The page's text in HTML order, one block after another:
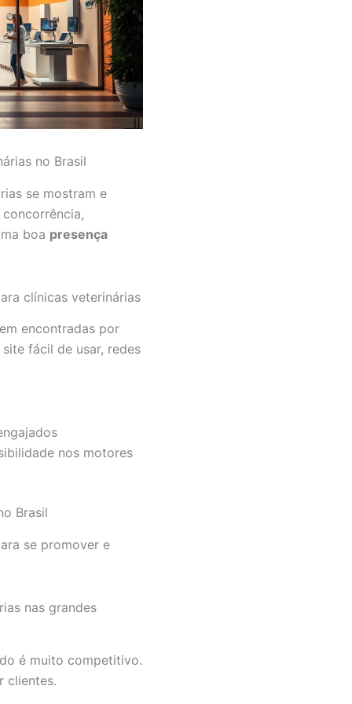
no Brasil
se mostram e
boa presença
clínicas veterinárias
encontradas por
fácil de usar, redes
nos motores
Brasil
se promover e
nas grandes
é muito competitivo.
clientes.